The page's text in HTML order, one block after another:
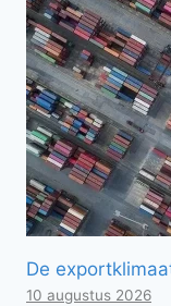
De
10 augustus 2026